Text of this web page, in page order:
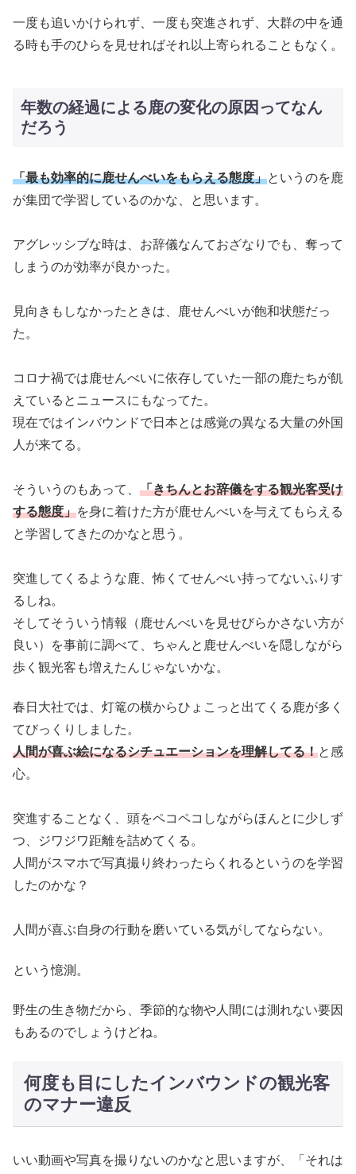
一度も追いかけられず、一度も突進されず、大群の中を通
る時も手のひらを見せればそれ以上寄られることもなく。
年数の経過による鹿の変化の原因ってなん
だろう
「最も効率的に鹿せんべいをもらえる態度」というのを鹿
が集団で学習しているのかな、と思います。
アグレッシブな時は、お辞儀なんておざなりでも、奪って
しまうのが効率が良かった。
見向きもしなかったときは、鹿せんべいが飽和状態だっ
た。
コロナ禍では鹿せんべいに依存していた一部の鹿たちが飢
えているとニュースにもなってた。
現在ではインバウンドで日本とは感覚の異なる大量の外国
人が来てる。
そういうのもあって、 「きちんとお辞儀をする観光客受け
する態度」を身に着けた方が鹿せんべいを与えてもらえる
と学習してきたのかなと思う。
突進してくるような鹿、怖くてせんべい持ってないふりす
るしね。
そしてそういう情報（鹿せんべいを見せびらかさない方が
良い）を事前に調べて、ちゃんと鹿せんべいを隠しながら
歩く観光客も増えたんじゃないかな。
春日大社では、灯篭の横からひょこっと出てくる鹿が多く
てびっくりしました。
人間が喜ぶ絵になるシチュエーションを理解してる！と感
心。
突進することなく、頭をペコペコしながらほんとに少しず
つ、ジワジワ距離を詰めてくる。
人間がスマホで写真撮り終わったらくれるというのを学習
したのかな？
人間が喜ぶ自身の行動を磨いている気がしてならない。
という憶測。
野生の生き物だから、季節的な物や人間には測れない要因
もあるのでしょうけどね。
何度も目にしたインバウンドの観光客
のマナー違反
いい動画や写真を撮りないのかなと思いますが、「それは